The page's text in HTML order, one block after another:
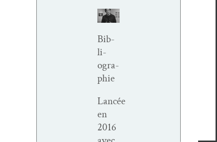
Bib­
li­
ogra­
phie
Lancée
en
2016